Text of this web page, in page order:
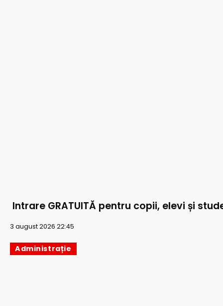
Intrare GRATUITĂ pentru copii, elevi și
3 august 2026 22:45
Administrație